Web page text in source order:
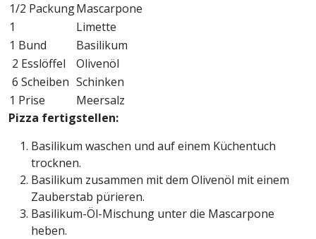
1/2 PackungMascarpone
1
Limette
1 Bund
Basilikum
2 Esslöffel
Olivenöl
6 Scheiben Schinken
1 Prise
Meersalz
Pizza fertigstellen:
Basilikum waschen und auf einem Küchentuch
trocknen.
Basilikum zusammen mit dem Olivenöl mit einem
Zauberstab pürieren.
Basilikum-Öl-Mischung unter die Mascarpone
heben.